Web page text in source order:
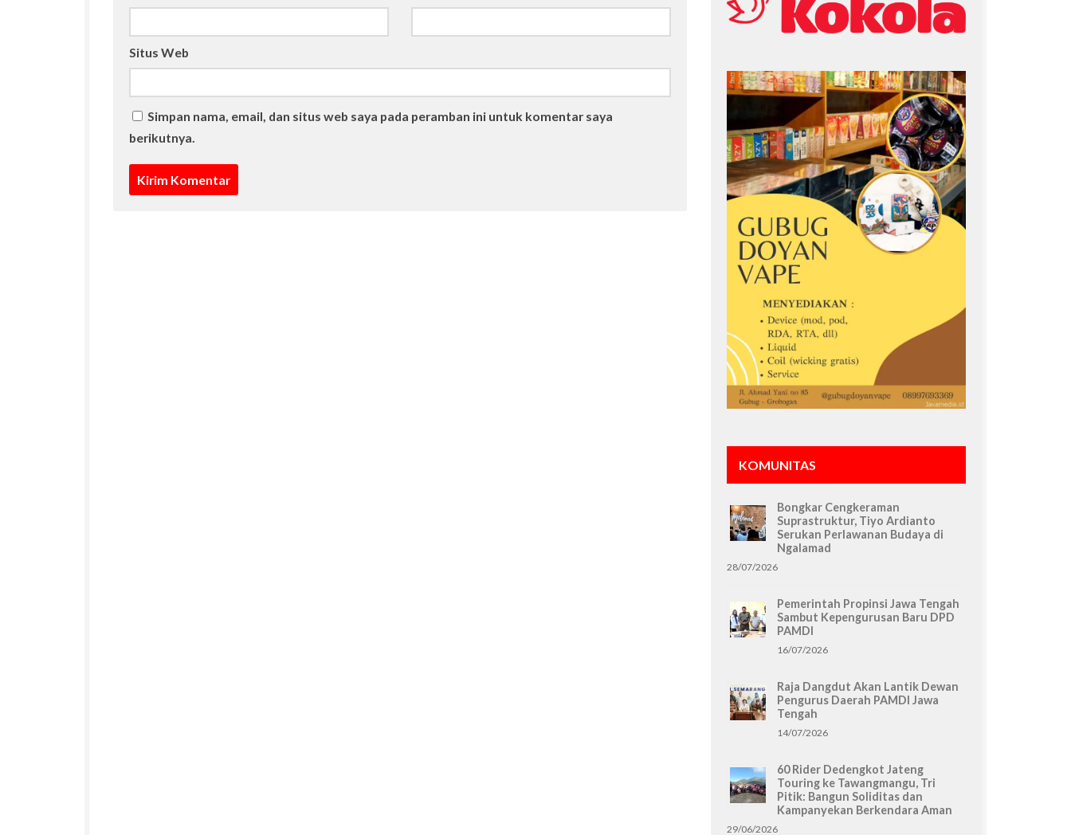
Situs Web
Simpan nama, email, dan situs web saya pada peramban ini untuk komentar saya
berikutnya.
KOMUNITAS
Bongkar Cengkeraman
Suprastruktur, Tiyo Ardianto
Serukan Perlawanan Budaya di
Ngalamad
28/07/2026
Pemerintah Propinsi Jawa Tengah
Sambut Kepengurusan Baru DPD
PAMDI
16/07/2026
Raja Dangdut Akan Lantik Dewan
Pengurus Daerah PAMDI Jawa
Tengah
14/07/2026
60 Rider Dedengkot Jateng
Touring ke Tawangmangu, Tri
Pitik: Bangun Soliditas dan
Kampanyekan Berkendara Aman
29/06/2026